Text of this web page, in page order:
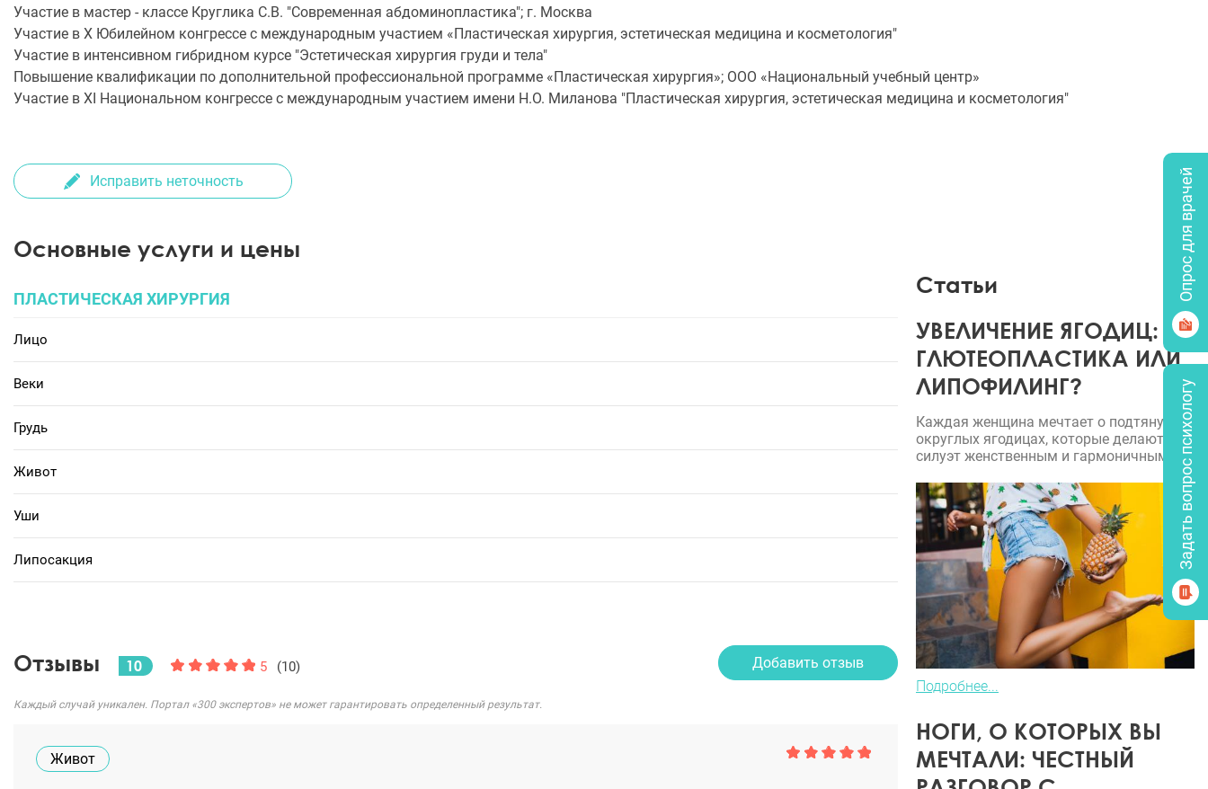
Участие в мастер - классе Круглика С.В. "Современная абдоминопластика"; г. Москва
Участие в X Юбилейном конгрессе с международным участием «Пластическая хирургия, эстетическая медицина и косметология"
Участие в интенсивном гибридном курсе "Эстетическая хирургия груди и тела"
Повышение квалификации по дополнительной профессиональной программе «Пластическая хирургия»; ООО «Национальный учебный центр»
Участие в XI Национальном конгрессе с международным участием имени Н.О. Миланова "Пластическая хирургия, эстетическая медицина и косметология"
Исправить неточность
Основные услуги и цены
ПЛАСТИЧЕСКАЯ ХИРУРГИЯ
Лицо
Веки
Грудь
Живот
Уши
Липосакция
Отзывы 10 5 (10) Добавить отзыв
Каждый случай уникален. Портал «300 экспертов» не может гарантировать определенный результат.
Живот
Статьи
УВЕЛИЧЕНИЕ ЯГОДИЦ:
ГЛЮТЕОПЛАСТИКА ИЛИ
ЛИПОФИЛИНГ?
Каждая женщина мечтает о подтянутых,
округлых ягодицах, которые делают
силуэт женственным и гармоничным.
Подробнее...
НОГИ, О КОТОРЫХ ВЫ
МЕЧТАЛИ: ЧЕСТНЫЙ
Опрос для врачей
Задать вопрос психологу